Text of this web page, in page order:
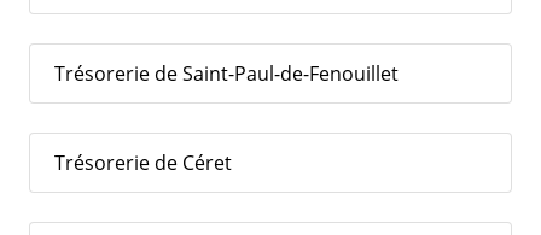
Trésorerie de Saint-Paul-de-Fenouillet
Trésorerie de Céret